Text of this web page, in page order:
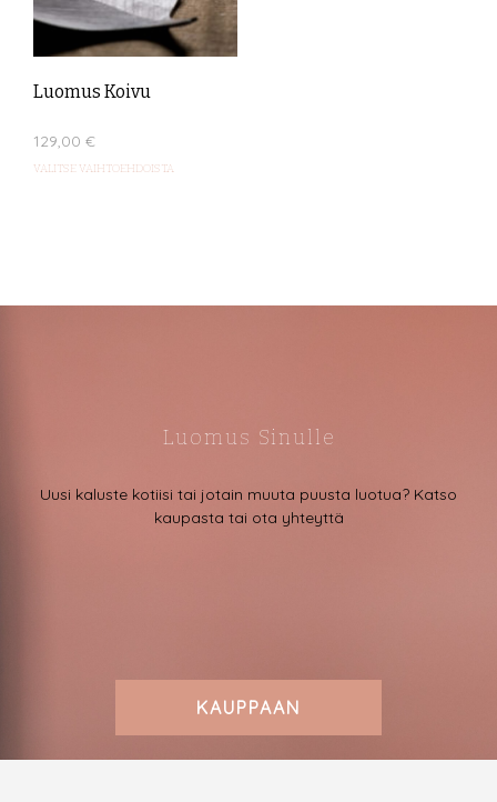
Luomus Koivu
129,00 €
VALITSE VAIHTOEHDOISTA
tehdä
Luomus Sinulle
Uusi kaluste kotiisi tai jotain muuta puusta luotua? Katso
kaupasta tai ota yhteyttä
KAUPPAAN